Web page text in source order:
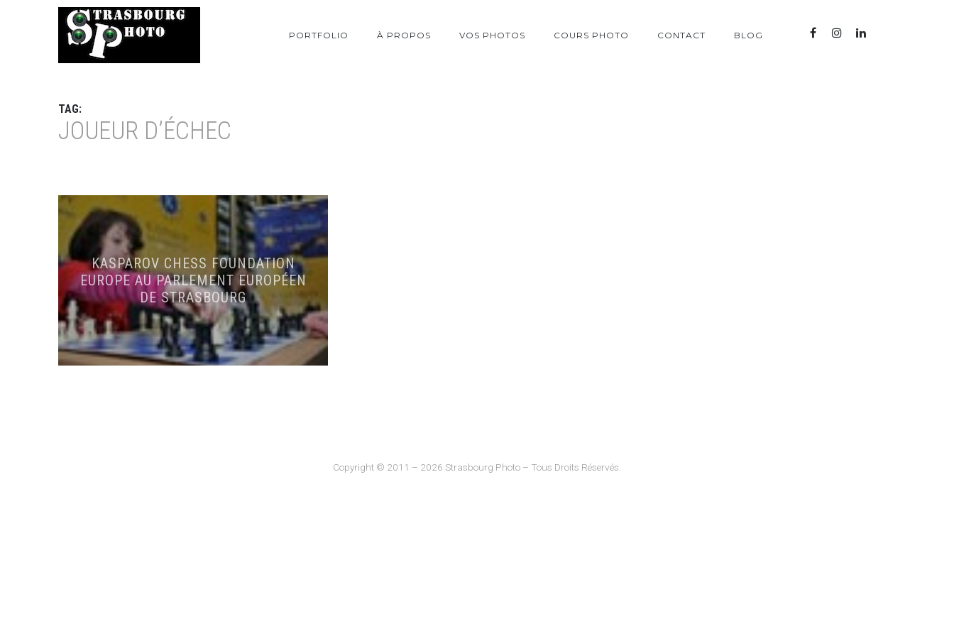
PORTFOLIO À PROPOS VOS PHOTOS COURS PHOTO CONTACT BLOG
TAG:
JOUEUR D’ÉCHEC
KASPAROV CHESS FOUNDATION
EUROPE AU PARLEMENT EUROPÉEN
DE STRASBOURG
Copyright © 2011 – 2026 Strasbourg Photo – Tous Droits Réservés.